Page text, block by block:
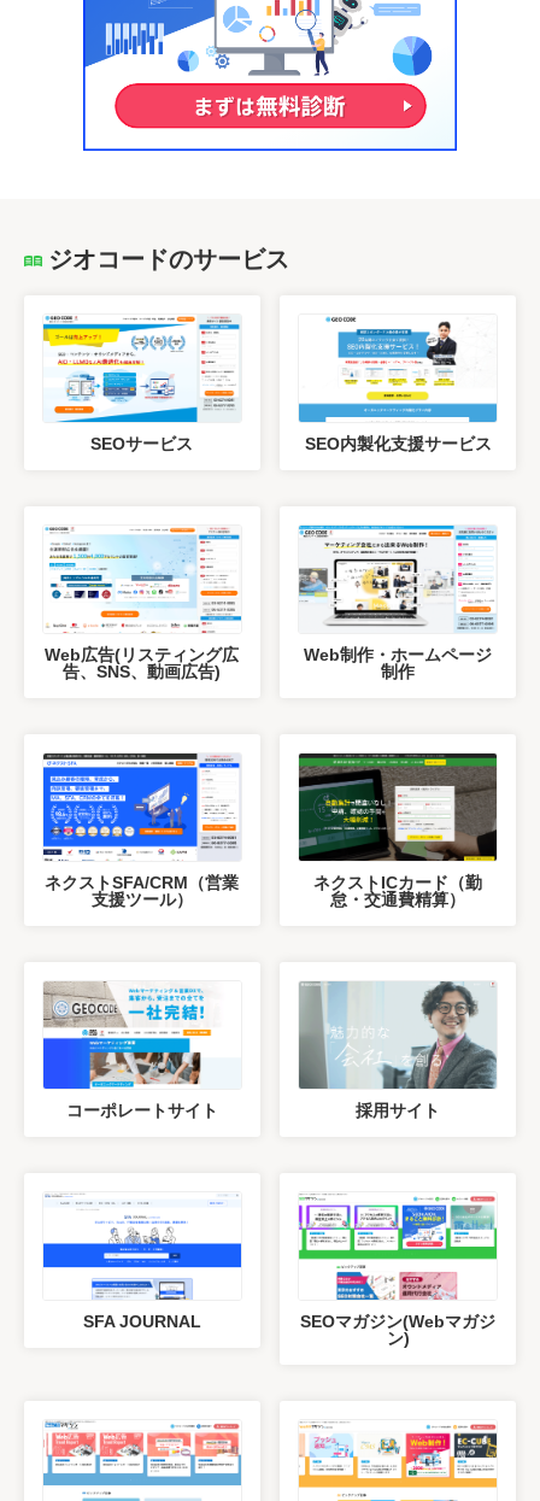
ジオコードのサービス
SEOサービス SEO内製化支援サービス
Web広告(リスティング広
告、SNS、動画広告)
Web制作・ホームページ
制作
ネクストSFA/CRM（営業
支援ツール）
ネクストICカード（勤
怠・交通費精算）
コーポレートサイト 採用サイト
SFA JOURNAL
SEOマガジン(Webマガジ
ン)